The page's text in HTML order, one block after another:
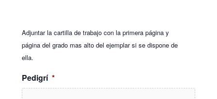
Adjuntar la cartilla de trabajo con la primera página y
página del grado mas alto del ejemplar si se dispone de
ella.
Pedigrí *